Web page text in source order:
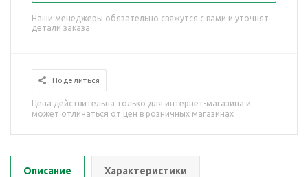
Наши менеджеры обязательно свяжутся с вами и уточнят
детали заказа
Поделиться
Цена действительна только для интернет-магазина и
может отличаться от цен в розничных магазинах
Описание Характеристики